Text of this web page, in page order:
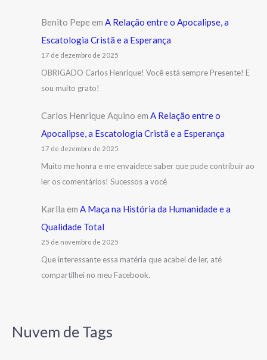
Benito Pepe em A Relação entre o Apocalipse, a
Escatologia Cristã e a Esperança
17 de dezembro de 2025
OBRIGADO Carlos Henrique! Você está sempre Presente! E
sou muito grato!
Carlos Henrique Aquino em A Relação entre o
Apocalipse, a Escatologia Cristã e a Esperança
17 de dezembro de 2025
Muito me honra e me envaidece saber que pude contribuir ao
ler os comentários! Sucessos a você
Karlla em A Maça na História da Humanidade e a
Qualidade Total
25 de novembro de 2025
Que interessante essa matéria que acabei de ler, até
compartilhei no meu Facebook.
Nuvem de Tags